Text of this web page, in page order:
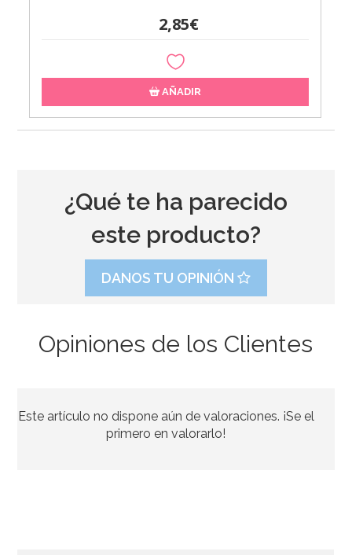
2,85€
AÑADIR
2,85€
¿Qué te ha parecido
este producto?
DANOS TU OPINIÓN
Opiniones de los Clientes
Este artículo no dispone aún de valoraciones. ¡Se el
primero en valorarlo!